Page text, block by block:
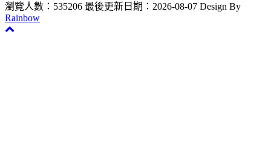
瀏覽人數：535206 最後更新日期：2026-08-07 Design By
Rainbow